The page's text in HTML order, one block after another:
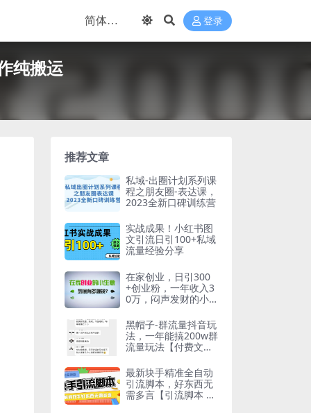
登录
纯搬运
推荐文章
私域-出圈计划系列课
程之朋友圈-表达课，
2023全新口碑训练营
实战成果！小红书图
文引流日引100+私域
流量经验分享
在家创业，日引300
+创业粉，一年收入3
0万，闷声发财的小
黑帽子-群流量抖音玩
法，一年能搞200w群
流量玩法【付费文
最新块手精准全自动
引流脚本，好东西无
需多言【引流脚本 使